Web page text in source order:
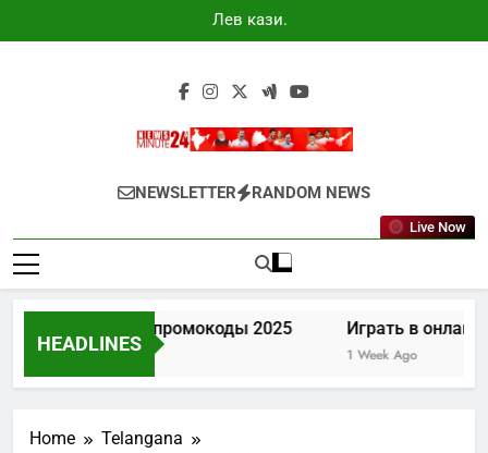
to
Лев казино
промокоды
Newsminute24
Get All Updated Telugu News
NEWSLETTER RANDOM NEWS
Live Now
HEADLINES
Лев казино промокоды 2025
5 Days Ago
Играть в онлайн
1 Week Ago
Home
Telangana